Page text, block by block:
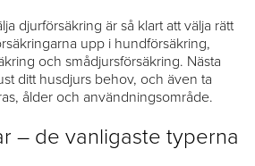
djurförsäkring är så klart att välja rätt
upp i hundförsäkring,
och smådjursförsäkring. Nästa
ditt husdjurs behov, och även ta
ålder och användningsområde.
– de vanligaste typerna